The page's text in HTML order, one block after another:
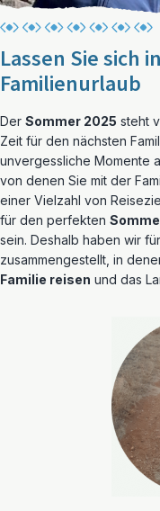
Lassen Sie sich
Familienurlaub
Der Sommer 2025 steht
Zeit für den nächsten
unvergessliche Momente
von denen Sie mit der
einer Vielzahl von
für den perfekten
sein. Deshalb haben wir
zusammengestellt, in
Familie reisen und das